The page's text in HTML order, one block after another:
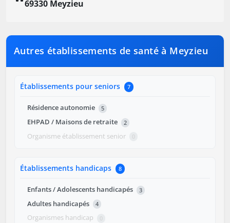
69330 Meyzieu
Autres établissements de santé à Meyzieu
Établissements pour seniors 7
Résidence autonomie 5
EHPAD / Maisons de retraite 2
Organisme établissement senior 0
Établissements handicaps 8
Enfants / Adolescents handicapés 3
Adultes handicapés 4
Organismes handicap 0